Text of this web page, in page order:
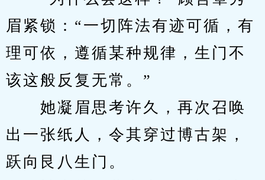
眉紧锁：“一切阵法有迹可循，有
理可依，遵循某种规律，生门不
该这般反复无常。”
她凝眉思考许久，再次召唤
出一张纸人，令其穿过博古架，
跃向艮八生门。